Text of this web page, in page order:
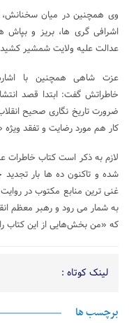
وی همچنین در میان سخنانش،
اشرافی گری ها، بریز و
عدالت علیه ولایت شمشیر
عزت شاهی همچنین با
خاطراتش گفت: ابتدا قصد
ضرورت تاریخ نگاری صحیح
کار هم مورد رضایت و تفقد ویژه
لازم به ذکر است کتاب
شده و تاکنون ده ها بار
غنی ترین منابع مکتوب در
به شمار می رود و رهبر معظم
که «من بخش‌هایی از این کتاب
لینک کوتاه :
برچسب ها